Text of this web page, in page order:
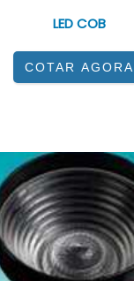
LED COB
COTAR AGORA